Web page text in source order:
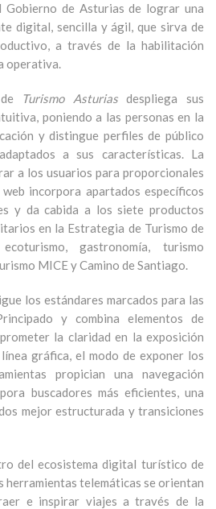
Gobierno de Asturias de lograr una
digital, sencilla y ágil, que sirva de
a través de la habilitación
operativa.
Turismo Asturiasdespliega sus
poniendo a las personas en la
y distingue perfiles de público
a sus características. La
a los usuarios para proporcionales
incorpora apartados específicos
y da cabida a los siete productos
en la Estrategia de Turismo de
gastronomía, turismo
MICE y Camino de Santiago.
los estándares marcados para las
y combina elementos de
la claridad en la exposición
gráfica, el modo de exponer los
propician una navegación
buscadores más eficientes, una
mejor estructurada y transiciones
del ecosistema digital turístico de
herramientas telemáticas se orientan
e inspirar viajes a través de la